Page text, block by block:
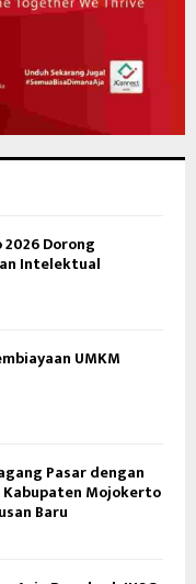
Dorong
Intelektual
UMKM
Pasar dengan
Kabupaten Mojokerto
Baru